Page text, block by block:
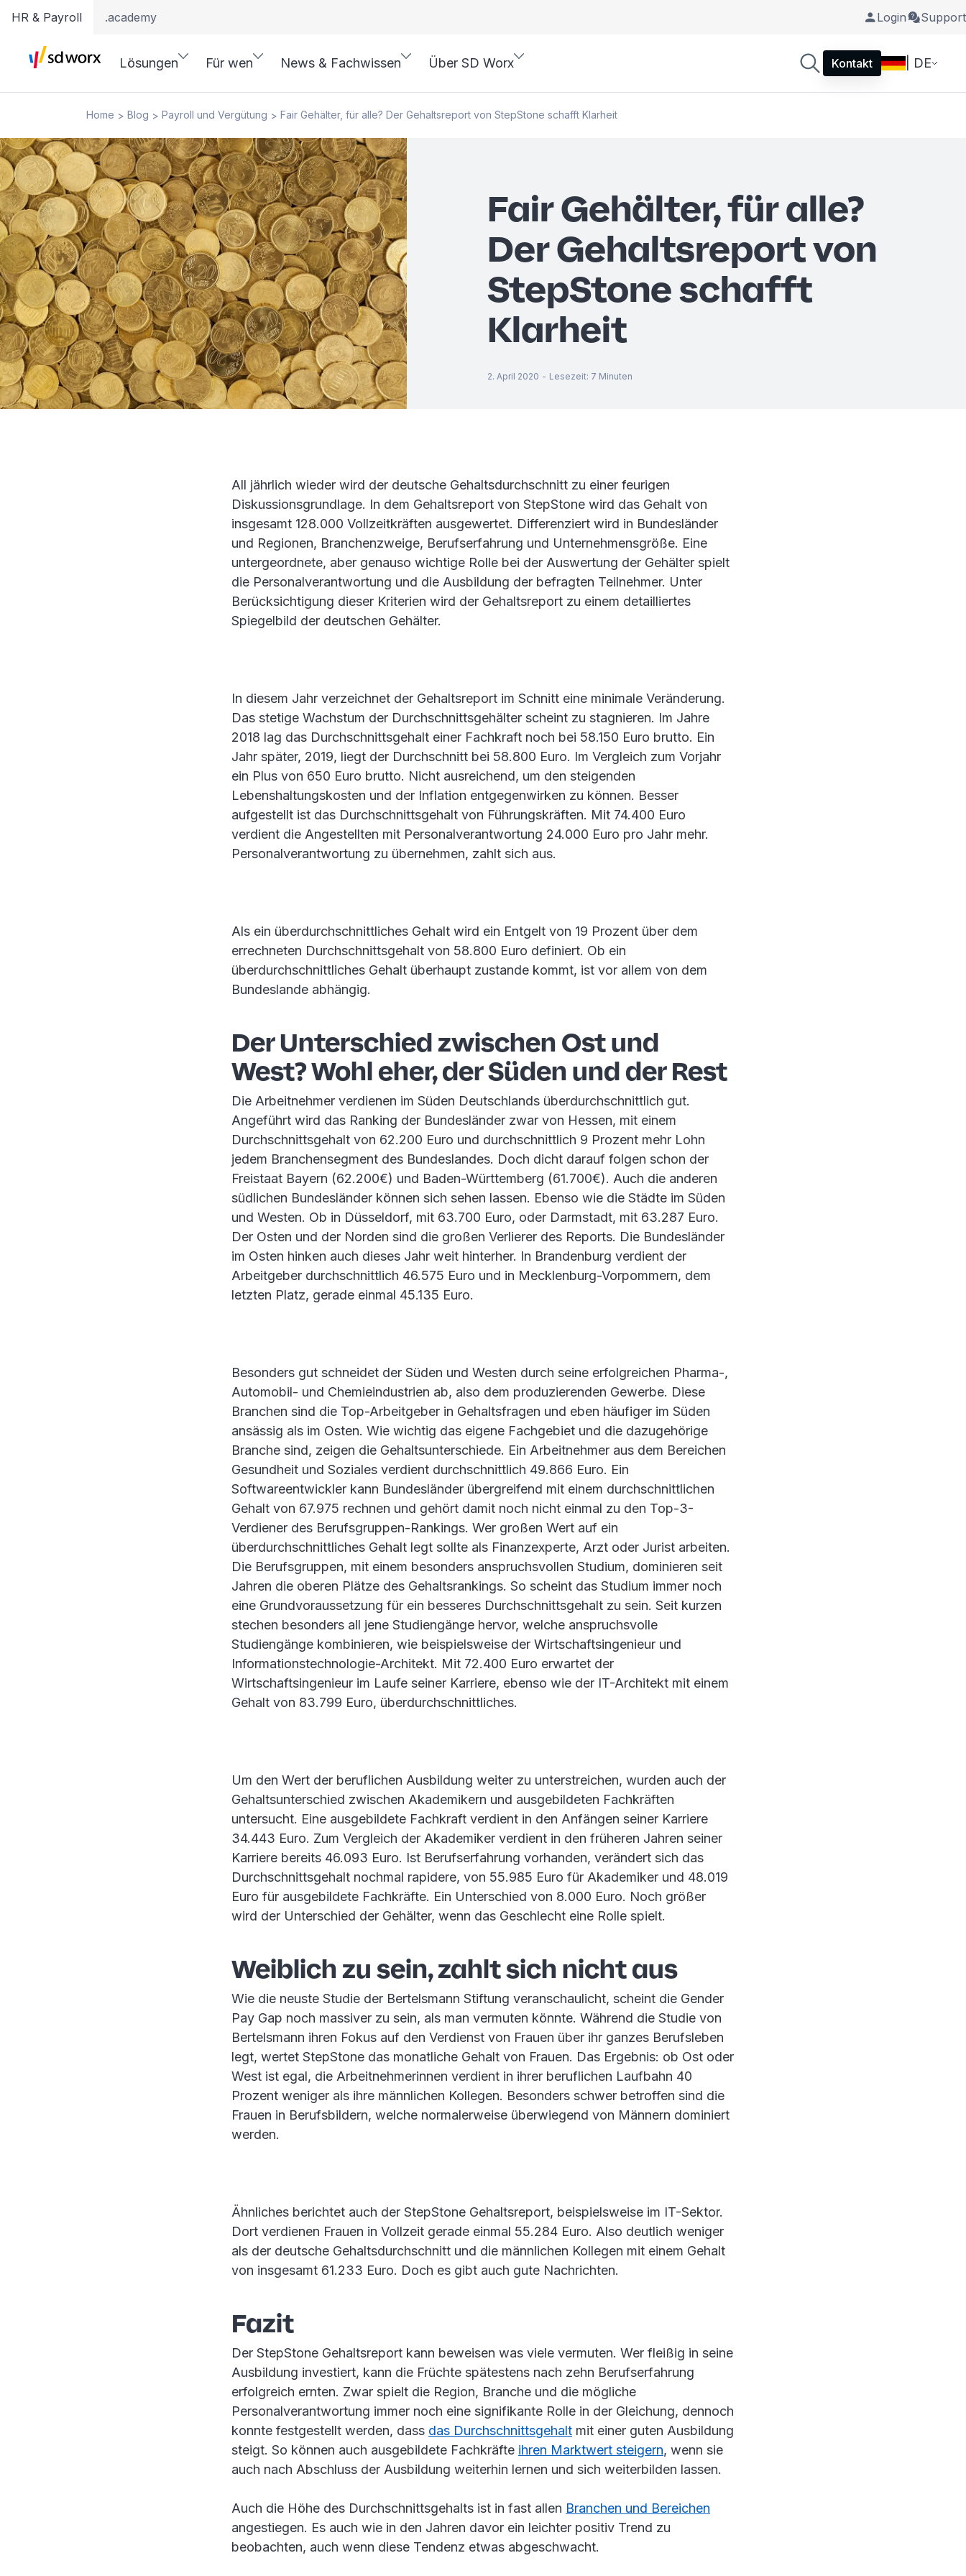
HR & Payroll .academy Login Support
Lösungen Für wen News & Fachwissen Über SD Worx Kontakt | DE
Home > Blog > Payroll und Vergütung > Fair Gehälter, für alle? Der Gehaltsreport von StepStone schafft Klarheit
Fair Gehälter, für alle?
Der Gehaltsreport von
StepStone schafft
Klarheit
2. April 2020 - Lesezeit: 7 Minuten
All jährlich wieder wird der deutsche Gehaltsdurchschnitt zu einer feurigen
Diskussionsgrundlage. In dem Gehaltsreport von StepStone wird das Gehalt von
insgesamt 128.000 Vollzeitkräften ausgewertet. Differenziert wird in Bundesländer
und Regionen, Branchenzweige, Berufserfahrung und Unternehmensgröße. Eine
untergeordnete, aber genauso wichtige Rolle bei der Auswertung der Gehälter spielt
die Personalverantwortung und die Ausbildung der befragten Teilnehmer. Unter
Berücksichtigung dieser Kriterien wird der Gehaltsreport zu einem detailliertes
Spiegelbild der deutschen Gehälter.
In diesem Jahr verzeichnet der Gehaltsreport im Schnitt eine minimale Veränderung.
Das stetige Wachstum der Durchschnittsgehälter scheint zu stagnieren. Im Jahre
2018 lag das Durchschnittsgehalt einer Fachkraft noch bei 58.150 Euro brutto. Ein
Jahr später, 2019, liegt der Durchschnitt bei 58.800 Euro. Im Vergleich zum Vorjahr
ein Plus von 650 Euro brutto. Nicht ausreichend, um den steigenden
Lebenshaltungskosten und der Inflation entgegenwirken zu können. Besser
aufgestellt ist das Durchschnittsgehalt von Führungskräften. Mit 74.400 Euro
verdient die Angestellten mit Personalverantwortung 24.000 Euro pro Jahr mehr.
Personalverantwortung zu übernehmen, zahlt sich aus.
Als ein überdurchschnittliches Gehalt wird ein Entgelt von 19 Prozent über dem
errechneten Durchschnittsgehalt von 58.800 Euro definiert. Ob ein
überdurchschnittliches Gehalt überhaupt zustande kommt, ist vor allem von dem
Bundeslande abhängig.
Der Unterschied zwischen Ost und
West? Wohl eher, der Süden und der Rest
Die Arbeitnehmer verdienen im Süden Deutschlands überdurchschnittlich gut.
Angeführt wird das Ranking der Bundesländer zwar von Hessen, mit einem
Durchschnittsgehalt von 62.200 Euro und durchschnittlich 9 Prozent mehr Lohn
jedem Branchensegment des Bundeslandes. Doch dicht darauf folgen schon der
Freistaat Bayern (62.200€) und Baden-Württemberg (61.700€). Auch die anderen
südlichen Bundesländer können sich sehen lassen. Ebenso wie die Städte im Süden
und Westen. Ob in Düsseldorf, mit 63.700 Euro, oder Darmstadt, mit 63.287 Euro.
Der Osten und der Norden sind die großen Verlierer des Reports. Die Bundesländer
im Osten hinken auch dieses Jahr weit hinterher. In Brandenburg verdient der
Arbeitgeber durchschnittlich 46.575 Euro und in Mecklenburg-Vorpommern, dem
letzten Platz, gerade einmal 45.135 Euro.
Besonders gut schneidet der Süden und Westen durch seine erfolgreichen Pharma-,
Automobil- und Chemieindustrien ab, also dem produzierenden Gewerbe. Diese
Branchen sind die Top-Arbeitgeber in Gehaltsfragen und eben häufiger im Süden
ansässig als im Osten. Wie wichtig das eigene Fachgebiet und die dazugehörige
Branche sind, zeigen die Gehaltsunterschiede. Ein Arbeitnehmer aus dem Bereichen
Gesundheit und Soziales verdient durchschnittlich 49.866 Euro. Ein
Softwareentwickler kann Bundesländer übergreifend mit einem durchschnittlichen
Gehalt von 67.975 rechnen und gehört damit noch nicht einmal zu den Top-3-
Verdiener des Berufsgruppen-Rankings. Wer großen Wert auf ein
überdurchschnittliches Gehalt legt sollte als Finanzexperte, Arzt oder Jurist arbeiten.
Die Berufsgruppen, mit einem besonders anspruchsvollen Studium, dominieren seit
Jahren die oberen Plätze des Gehaltsrankings. So scheint das Studium immer noch
eine Grundvoraussetzung für ein besseres Durchschnittsgehalt zu sein. Seit kurzen
stechen besonders all jene Studiengänge hervor, welche anspruchsvolle
Studiengänge kombinieren, wie beispielsweise der Wirtschaftsingenieur und
Informationstechnologie-Architekt. Mit 72.400 Euro erwartet der
Wirtschaftsingenieur im Laufe seiner Karriere, ebenso wie der IT-Architekt mit einem
Gehalt von 83.799 Euro, überdurchschnittliches.
Um den Wert der beruflichen Ausbildung weiter zu unterstreichen, wurden auch der
Gehaltsunterschied zwischen Akademikern und ausgebildeten Fachkräften
untersucht. Eine ausgebildete Fachkraft verdient in den Anfängen seiner Karriere
34.443 Euro. Zum Vergleich der Akademiker verdient in den früheren Jahren seiner
Karriere bereits 46.093 Euro. Ist Berufserfahrung vorhanden, verändert sich das
Durchschnittsgehalt nochmal rapidere, von 55.985 Euro für Akademiker und 48.019
Euro für ausgebildete Fachkräfte. Ein Unterschied von 8.000 Euro. Noch größer
wird der Unterschied der Gehälter, wenn das Geschlecht eine Rolle spielt.
Weiblich zu sein, zahlt sich nicht aus
Wie die neuste Studie der Bertelsmann Stiftung veranschaulicht, scheint die Gender
Pay Gap noch massiver zu sein, als man vermuten könnte. Während die Studie von
Bertelsmann ihren Fokus auf den Verdienst von Frauen über ihr ganzes Berufsleben
legt, wertet StepStone das monatliche Gehalt von Frauen. Das Ergebnis: ob Ost oder
West ist egal, die Arbeitnehmerinnen verdient in ihrer beruflichen Laufbahn 40
Prozent weniger als ihre männlichen Kollegen. Besonders schwer betroffen sind die
Frauen in Berufsbildern, welche normalerweise überwiegend von Männern dominiert
werden.
Ähnliches berichtet auch der StepStone Gehaltsreport, beispielsweise im IT-Sektor.
Dort verdienen Frauen in Vollzeit gerade einmal 55.284 Euro. Also deutlich weniger
als der deutsche Gehaltsdurchschnitt und die männlichen Kollegen mit einem Gehalt
von insgesamt 61.233 Euro. Doch es gibt auch gute Nachrichten.
Fazit
Der StepStone Gehaltsreport kann beweisen was viele vermuten. Wer fleißig in seine
Ausbildung investiert, kann die Früchte spätestens nach zehn Berufserfahrung
erfolgreich ernten. Zwar spielt die Region, Branche und die mögliche
Personalverantwortung immer noch eine signifikante Rolle in der Gleichung, dennoch
konnte festgestellt werden, dass das Durchschnittsgehalt mit einer guten Ausbildung
steigt. So können auch ausgebildete Fachkräfte ihren Marktwert steigern, wenn sie
auch nach Abschluss der Ausbildung weiterhin lernen und sich weiterbilden lassen.
Auch die Höhe des Durchschnittsgehalts ist in fast allen Branchen und Bereichen
angestiegen. Es auch wie in den Jahren davor ein leichter positiv Trend zu
beobachten, auch wenn diese Tendenz etwas abgeschwacht.